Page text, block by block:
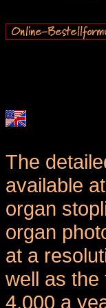
The
available
organ
organ
at a
well as the
4,000 a